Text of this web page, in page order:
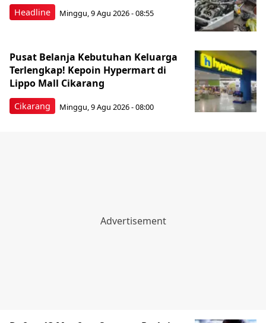
Headline Minggu, 9 Agu 2026 - 08:55
Cikarang
Pusat Belanja Kebutuhan Keluarga
Terlengkap! Kepoin Hypermart di
Lippo Mall Cikarang
Minggu, 9 Agu 2026 - 08:00